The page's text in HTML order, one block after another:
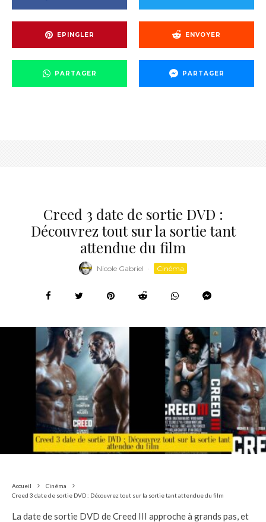
EPINGLER ENVOYER
PARTAGER PARTAGER
Creed 3 date de sortie DVD :
Découvrez tout sur la sortie tant
attendue du film
Nicole Gabriel · Cinéma
Accueil
Cinéma
Creed 3 date de sortie DVD : Découvrez tout sur la sortie tant attendue du film
La date de sortie DVD de Creed III approche à grands pas, et